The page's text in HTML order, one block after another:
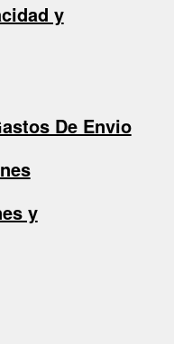
y
De Envio
y